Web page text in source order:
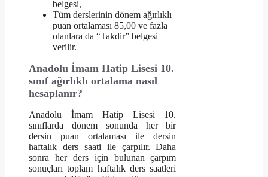
belgesi,
Tüm derslerinin dönem ağırlıklı
puan ortalaması 85,00 ve fazla
olanlara da “Takdir” belgesi
verilir.
Anadolu İmam Hatip Lisesi 10.
sınıf ağırlıklı ortalama nasıl
hesaplanır?
Anadolu İmam Hatip Lisesi 10.
sınıflarda dönem sonunda her bir
dersin puan ortalaması ile dersin
haftalık ders saati ile çarpılır. Daha
sonra her ders için bulunan çarpım
sonuçları toplam haftalık ders saatleri